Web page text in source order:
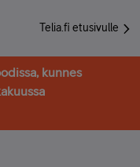
Telia.fi etusivulle
kunnes